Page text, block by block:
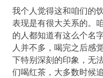
我个人觉得这和咱们的
表现是有很大关系的。
的人都知道有这么个名
人并不多，喝完之后感
下特别深刻的印象，无
们喝红茶，大多数时候